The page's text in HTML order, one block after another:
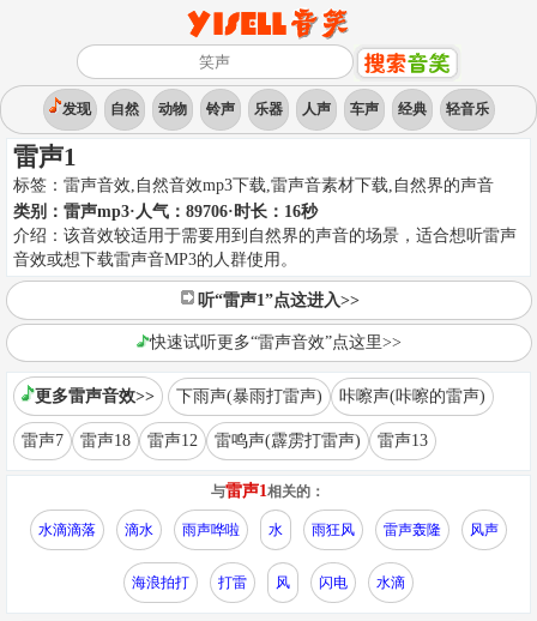
发现 自然 动物 铃声 乐器 人声 车声 经典 轻音乐
雷声1
标签： 雷声音效,自然音效mp3下载,雷声音素材下载, 自然界的声音
类别： 雷声mp3·人气：89706·时长： 16秒
介绍： 该音效较适用于需要用到自然界的声音的场景，适合想听雷声
音效或想下载雷声音MP3的人群使用。
听“雷声1”点这进入>>
快速试听更多“雷声音效”点这里>>
更多雷声音效>> 下雨声(暴雨打雷声) 咔嚓声(咔嚓的雷声)
雷声7 雷声18 雷声12 雷鸣声(霹雳打雷声) 雷声13
与雷声1相关的：
水滴滴落 滴水 雨声哗啦 水 雨狂风 雷声轰隆 风声
海浪拍打 打雷 风 闪电 水滴